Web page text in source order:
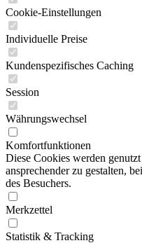
Cookie-Einstellungen
Individuelle Preise
Kundenspezifisches Caching
Session
Währungswechsel
Komfortfunktionen
Diese Cookies werden
ansprechender zu gestalten,
des Besuchers.
Merkzettel
Statistik & Tracking